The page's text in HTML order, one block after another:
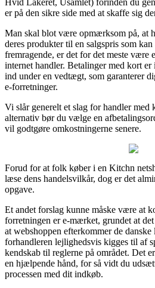
er på den sikre side med at skaffe sig
Man skal blot være opmærksom på, at
deres produkter til en salgspris som
fremragende, er det for det meste være
internet handler. Betalinger med kort
ind under en vedtægt, som garanterer
e-forretninger.
Vi slår generelt et slag for handler med
alternativ bør du vælge en
vil godtgøre omkostningerne senere.
Forud for at folk køber i en Kitchn
læse dens handelsvilkår, dog er det
opgave.
Et andet forslag kunne måske være at
forretningen er e-mærket, grundet at
at webshoppen efterkommer de danske
forhandleren lejlighedsvis kigges til af
kendskab til reglerne på området. Det
en hjælpende hånd, for så vidt du
processen med dit indkøb.